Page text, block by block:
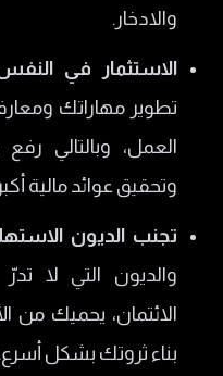
والادخار.
الاستثمار في
تطوير مهاراتك
العمل، وبالتالي
وتحقيق عوائد مالية
تجنب الديون
والديون التي لا
الائتمان، يحميك من
بناء ثروتك بشكل أسرع.